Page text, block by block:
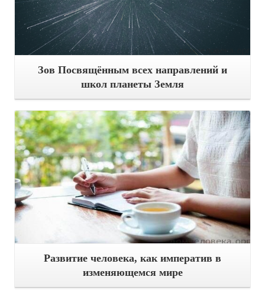
Зов Посвящённым всех направлений и
школ планеты Земля
Подробнее
Развитие человека, как императив в
изменяющемся мире